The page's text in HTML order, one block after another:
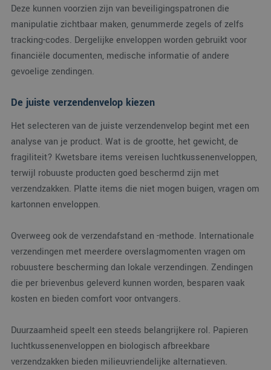
Deze kunnen voorzien zijn van beveiligingspatronen die
manipulatie zichtbaar maken, genummerde zegels of zelfs
tracking-codes. Dergelijke enveloppen worden gebruikt voor
financiële documenten, medische informatie of andere
gevoelige zendingen.
De juiste verzendenvelop kiezen
Het selecteren van de juiste verzendenvelop begint met een
analyse van je product. Wat is de grootte, het gewicht, de
fragiliteit? Kwetsbare items vereisen luchtkussenenveloppen,
terwijl robuuste producten goed beschermd zijn met
verzendzakken. Platte items die niet mogen buigen, vragen om
kartonnen enveloppen.
Overweeg ook de verzendafstand en -methode. Internationale
verzendingen met meerdere overslagmomenten vragen om
robuustere bescherming dan lokale verzendingen. Zendingen
die per brievenbus geleverd kunnen worden, besparen vaak
kosten en bieden comfort voor ontvangers.
Duurzaamheid speelt een steeds belangrijkere rol. Papieren
luchtkussenenveloppen en biologisch afbreekbare
verzendzakken bieden milieuvriendelijke alternatieven.